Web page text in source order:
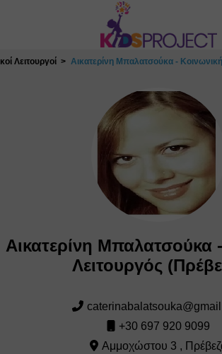
Κλείσιμο
Λειτουργοί Αικατερίνη Μπαλατσούκα -
Αικατερίνη Μπαλατσούκα
Λειτουργός
+30 697 920 9099
Αμμοχώστου 3 ,